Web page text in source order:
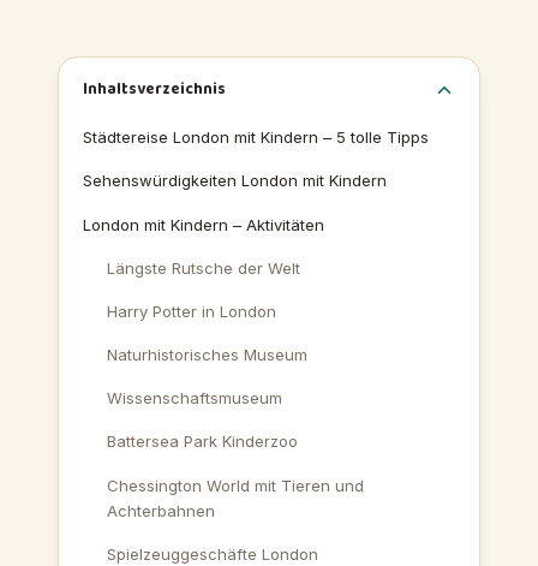
Inhaltsverzeichnis
Städtereise London mit Kindern – 5 tolle Tipps
Sehenswürdigkeiten London mit Kindern
London mit Kindern – Aktivitäten
Längste Rutsche der Welt
Harry Potter in London
Naturhistorisches Museum
Wissenschaftsmuseum
Battersea Park Kinderzoo
Chessington World mit Tieren und
Achterbahnen
Spielzeuggeschäfte London